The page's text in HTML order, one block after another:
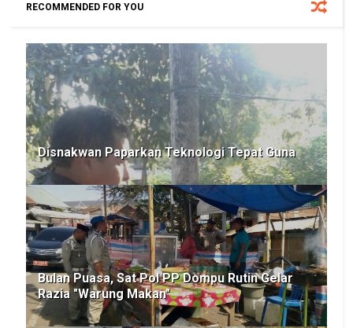
RECOMMENDED FOR YOU
Disnakwan Paparkan Teknologi Tepat Guna
Bulan Puasa, Sat Pol PP Dompu Rutin Gelar
Razia "Warung Makan"